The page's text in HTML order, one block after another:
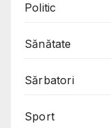
Politic
Sănătate
Sărbatori
Sport